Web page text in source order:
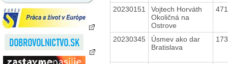
20230151
Vojtech Horváth
Okoličná na
Ostrove
20230345
Úsmev ako dar
Bratislava